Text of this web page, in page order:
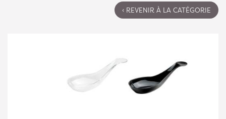
‹ REVENIR À LA CATÉGORIE